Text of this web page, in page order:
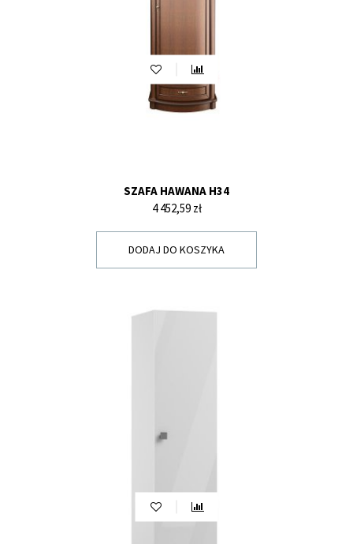
SZAFA HAWANA H34
Cena
4 452,59 zł
DODAJ DO KOSZYKA